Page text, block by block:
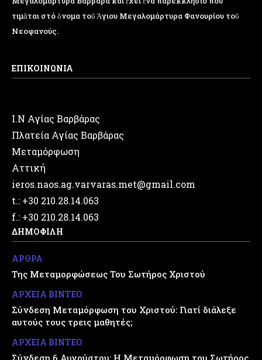
τιμᾶται στό ὄνομα τοῦ Ἁγιου Μεγαλομάρτυρα Φανουρίου τοῦ
Νεοφανούς.
ΕΠΙΚΟΙΝΩΝΙΑ
Ι.Ν Αγίας Βαρβάρας
Πλατεία Αγίας Βαρβάρας
Μεταμόρφωση
Αττική
ieros.naos.ag.varvaras.met@gmail.com
t.: +30 210.28.14.063
f.: +30 210.28.14.063
ΔΗΜΟΦΙΛΗ
ΑΡΘΡΑ
Της Μεταμορφώσεως Του Σωτήρος Χριστού
ΑΡΧΕΙΑ ΒΙΝΤΕΟ
Σύνδεση Μεταμόρφωση του Χριστού: Γιατί διάλεξε
αυτούς τους τρεις μαθητές;
ΑΡΧΕΙΑ ΒΙΝΤΕΟ